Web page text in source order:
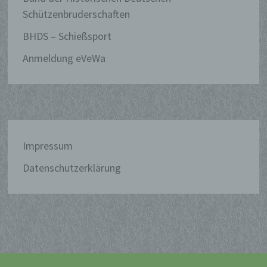
Schützenbruderschaften
BHDS – Schießsport
Anmeldung eVeWa
Impressum
Datenschutzerklärung
Verantwortlichen verarbeitet werden.
c) Verarbeitung
Verarbeitung ist jeder mit oder ohne Hilfe
Vorgang oder jede solche Vorgangsreihe
im Zusammenhang mit
Erheben, das Erfassen, die
Speicherung, die Anpassung oder
Abfragen, die Verwendung, die
Verbreitung oder eine andere Form der
Bereitstellung, den Abgleich oder die
Verknüpfung, die Einschränkung, das